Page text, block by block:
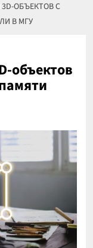
ОБЪЕКТОВ С
В МГУ
объектов